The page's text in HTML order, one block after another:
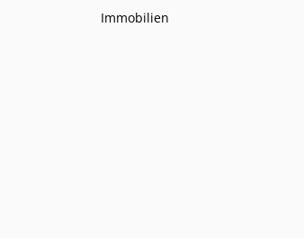
Immobilien